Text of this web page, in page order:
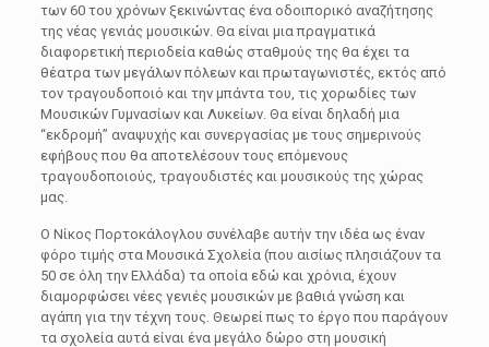
των 60 του χρόνων ξεκινώντας ένα οδοιπορικό αναζήτησης
της νέας γενιάς μουσικών. Θα είναι μια πραγματικά
διαφορετική περιοδεία καθώς σταθμούς της θα έχει τα
θέατρα των μεγάλων πόλεων και πρωταγωνιστές, εκτός από
τον τραγουδοποιό και την μπάντα του, τις χορωδίες των
Μουσικών Γυμνασίων και Λυκείων. Θα είναι δηλαδή μια
“εκδρομή” αναψυχής και συνεργασίας με τους σημερινούς
εφήβους που θα αποτελέσουν τους επόμενους
τραγουδοποιούς, τραγουδιστές και μουσικούς της χώρας
μας.
Ο Νίκος Πορτοκάλογλου συνέλαβε αυτήν την ιδέα ως έναν
φόρο τιμής στα Μουσικά Σχολεία (που αισίως πλησιάζουν τα
50 σε όλη την Ελλάδα) τα οποία εδώ και χρόνια, έχουν
διαμορφώσει νέες γενιές μουσικών με βαθιά γνώση και
αγάπη για την τέχνη τους. Θεωρεί πως το έργο που παράγουν
τα σχολεία αυτά είναι ένα μεγάλο δώρο στη μουσική